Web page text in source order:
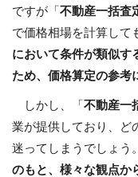
ですが「 不動産一括査
で価格相場を計算して
において条件が類似す
ため、価格算定の参考
しかし、「 不動産一
業が提供しており、ど
迷ってしまうでしょう
のもと、様々な観点か